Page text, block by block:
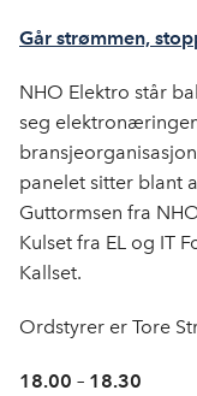
Går strømmen,
NHO Elektro står
seg
panelet sitter blant
Guttormsen fra
Kulset fra EL og IT
Kallset.
Ordstyrer er Tore
18.00 – 18.30